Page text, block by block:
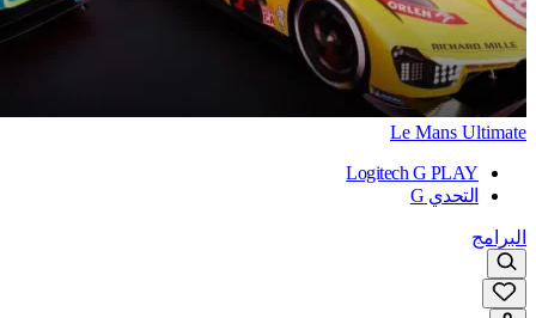
Le Mans Ultimate
Logitech G PLAY
التحدي G
البرامج